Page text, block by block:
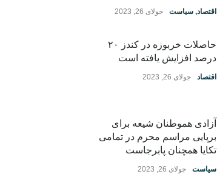
اقتصاد, سیاست جولای 26, 2023
حاصلات خربوزه در کندز ۲۰
درصد افزایش یافته است
اقتصاد جولای 26, 2023
آزادی هموطنان شیعه برای
برپایی مراسم محرم در تمامی
تکایا همچنان پابرجاست
سیاست جولای 26, 2023